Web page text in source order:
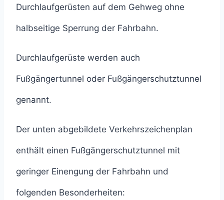
Durchlaufgerüsten auf dem Gehweg ohne
halbseitige Sperrung der Fahrbahn.
Durchlaufgerüste werden auch
Fußgängertunnel oder Fußgängerschutztunnel
genannt.
Der unten abgebildete Verkehrszeichenplan
enthält einen Fußgängerschutztunnel mit
geringer Einengung der Fahrbahn und
folgenden Besonderheiten: